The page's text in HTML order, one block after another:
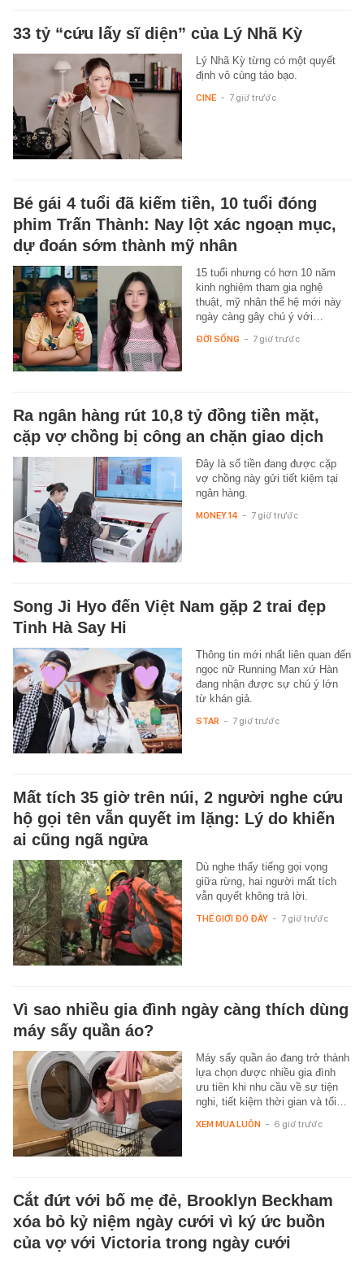
33 tỷ “cứu lấy sĩ diện” của Lý Nhã Kỳ
Lý Nhã Kỳ từng có một quyết
định vô cùng táo bạo.
CINE - 7 giờ trước
Bé gái 4 tuổi đã kiếm tiền, 10 tuổi đóng
phim Trấn Thành: Nay lột xác ngoạn mục,
dự đoán sớm thành mỹ nhân
15 tuổi nhưng có hơn 10 năm
kinh nghiệm tham gia nghệ
thuật, mỹ nhân thế hệ mới này
ngày càng gây chú ý với…
ĐỜI SỐNG - 7 giờ trước
Ra ngân hàng rút 10,8 tỷ đồng tiền mặt,
cặp vợ chồng bị công an chặn giao dịch
Đây là số tiền đang được cặp
vợ chồng này gửi tiết kiệm tại
ngân hàng.
MONEY.14 - 7 giờ trước
Song Ji Hyo đến Việt Nam gặp 2 trai đẹp
Tinh Hà Say Hi
Thông tin mới nhất liên quan đến
ngọc nữ Running Man xứ Hàn
đang nhận được sự chú ý lớn
từ khán giả.
STAR - 7 giờ trước
Mất tích 35 giờ trên núi, 2 người nghe cứu
hộ gọi tên vẫn quyết im lặng: Lý do khiến
ai cũng ngã ngửa
Dù nghe thấy tiếng gọi vọng
giữa rừng, hai người mất tích
vẫn quyết không trả lời.
THẾ GIỚI ĐÓ ĐÂY - 7 giờ trước
Vì sao nhiều gia đình ngày càng thích dùng
máy sấy quần áo?
Máy sấy quần áo đang trở thành
lựa chọn được nhiều gia đình
ưu tiên khi nhu cầu về sự tiện
nghi, tiết kiệm thời gian và tối…
XEM MUA LUÔN - 6 giờ trước
Cắt đứt với bố mẹ đẻ, Brooklyn Beckham
xóa bỏ kỷ niệm ngày cưới vì ký ức buồn
của vợ với Victoria trong ngày cưới